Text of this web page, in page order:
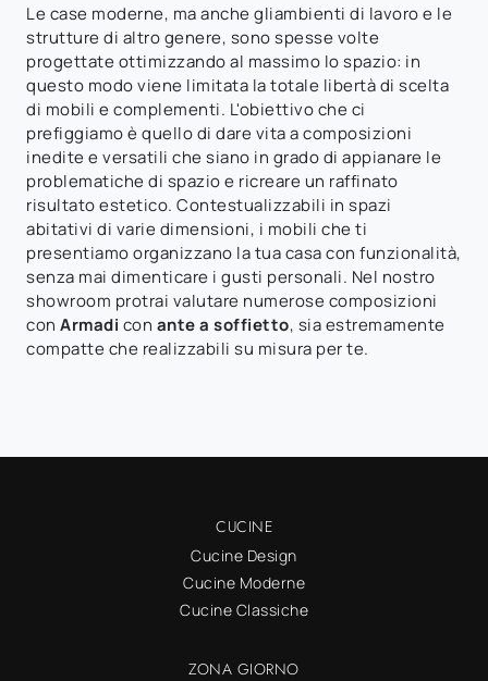
Le case moderne, ma anche gliambienti di lavoro e le
strutture di altro genere, sono spesse volte
progettate ottimizzando al massimo lo spazio: in
questo modo viene limitata la totale libertà di scelta
di mobili e complementi. L'obiettivo che ci
prefiggiamo è quello di dare vita a composizioni
inedite e versatili che siano in grado di appianare le
problematiche di spazio e ricreare un raffinato
risultato estetico. Contestualizzabili in spazi
abitativi di varie dimensioni, i mobili che ti
presentiamo organizzano la tua casa con funzionalità,
senza mai dimenticare i gusti personali. Nel nostro
showroom protrai valutare numerose composizioni
con Armadi con ante a soffietto, sia estremamente
compatte che realizzabili su misura per te.
CUCINE
Cucine Design
Cucine Moderne
Cucine Classiche
ZONA GIORNO